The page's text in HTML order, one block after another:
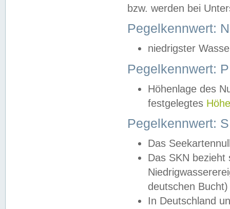
bzw. werden bei
Pegelkennwert:
niedrigster
Pegelkennwert:
Höhenlage des
festgelegtes
Pegelkennwert:
Das
Das SKN
deutschen
In Deutschland